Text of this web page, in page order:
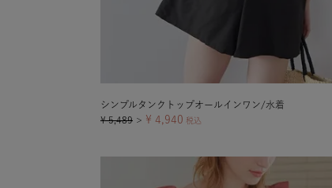
シンプルタンクトップオールインワン/水着
¥ 5,489 ＞ ¥ 4,940 税込